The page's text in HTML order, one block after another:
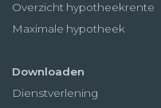
Overzicht hypotheekrente
Maximale hypotheek
Downloaden
Dienstverlening